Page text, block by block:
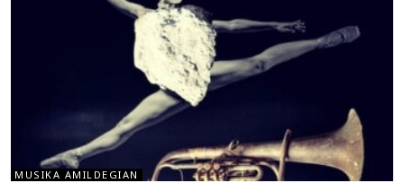
MUSIKA AMILDEGIAN